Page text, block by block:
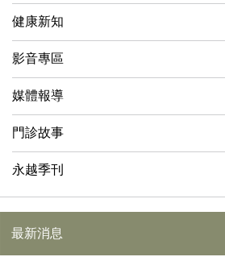
健康新知
影音專區
媒體報導
門診故事
永越季刊
最新消息